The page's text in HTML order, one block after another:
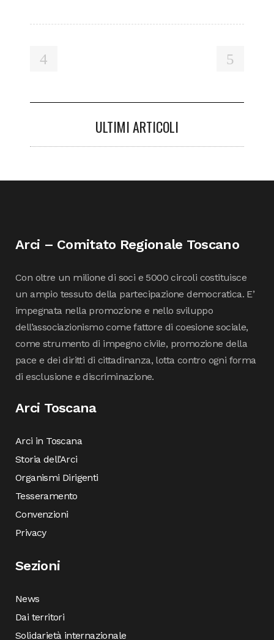
ULTIMI ARTICOLI
Arci – Comitato Regionale Toscano
Con oltre un milione di soci e 5000 circoli costituisce
un ampio tessuto della partecipazione democratica. E’
impegnata nella promozione e nello sviluppo
dell’associazionismo come fattore di coesione sociale,
come strumento di impegno civile, promozione della
pace e dei diritti di cittadinanza, lotta contro ogni forma
di esclusione e discriminazione.
Arci Toscana
Arci in Toscana
Storia dell’Arci
Organismi Dirigenti
Tesseramento
Convenzioni
Privacy
Sezioni
News
Dai territori
Solidarietà internazionale